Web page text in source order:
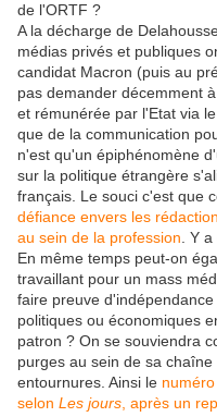
de l'ORTF ?
A la décharge de
médias privés et publiques
candidat Macron (puis au
pas demander décemment
et rémunérée par l'Etat via
que de la communication
n'est qu'un épiphénomène
sur la politique étrangère
français. Le souci c'est que
défiance envers les
au sein de la profession . Y
En même temps peut-on
travaillant pour un mass
faire preuve
politiques ou économiques
patron ? On se souviendra
purges au sein de sa
entournures. Ainsi le
selon Les jours , après un